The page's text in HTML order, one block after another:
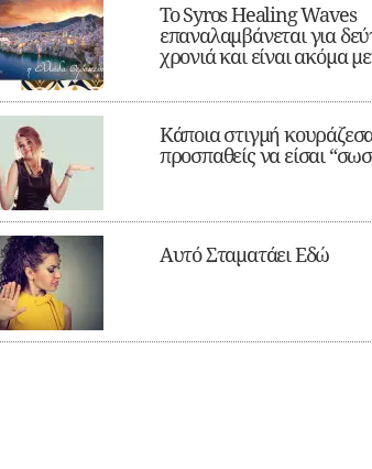
Το Syros Healing Waves
επαναλαμβάνεται για
χρονιά και είναι ακόμα
Κάποια στιγμή
προσπαθείς να είσαι
Αυτό Σταματάει Εδώ